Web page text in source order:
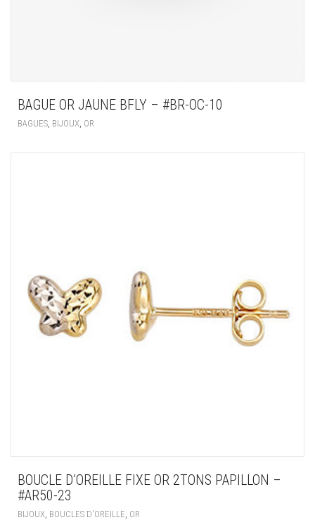
BAGUE OR JAUNE BFLY – #BR-OC-10
BAGUES, BIJOUX, OR
BOUCLE D’OREILLE FIXE OR 2TONS PAPILLON –
#AR50-23
BIJOUX BOUCLES D'OREILLE OR